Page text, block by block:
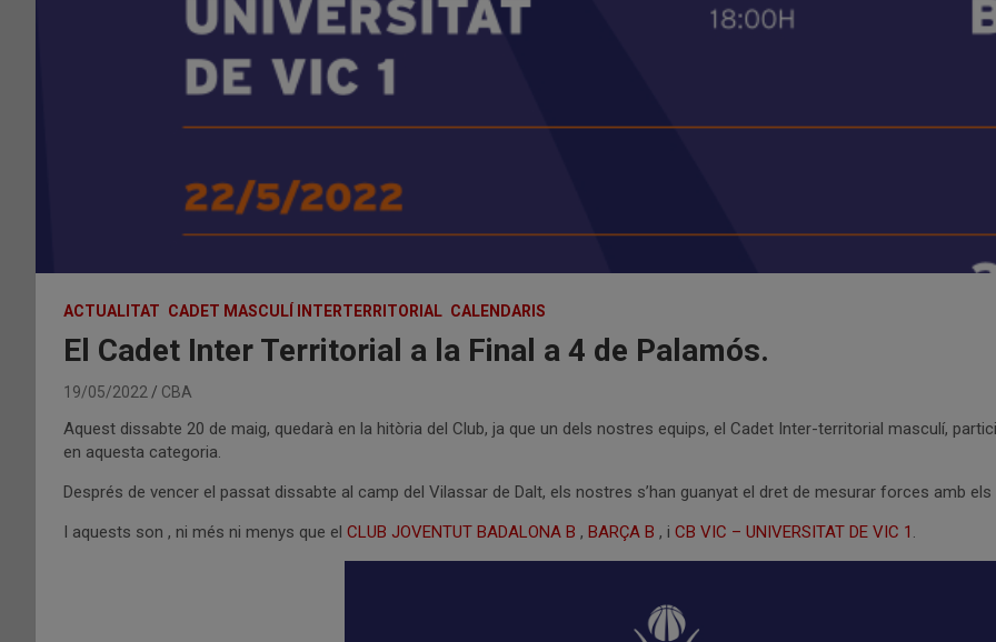
ACTUALITAT CADET MASCULÍ INTERTERRITORIAL CALENDARIS
El Cadet Inter Territorial a la Final a 4 de Palamós.
19/05/2022 CBA
Aquest dissabte 20 de maig, quedarà en la hitòria del Club, ja que un dels nostres equips, el Cadet Inter-territorial masculí,
en aquesta categoria.
Després de vencer el passat dissabte al camp del Vilassar de Dalt, els nostres s’han guanyat el dret de mesurar forces amb
I aquests son , ni més ni menys que el CLUB JOVENTUT BADALONA B , BARÇA B , i CB VIC – UNIVERSITAT DE VIC 1 .